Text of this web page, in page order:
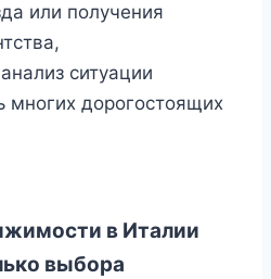
или получения
ситуации
многих дорогостоящих
в Италии
выбора